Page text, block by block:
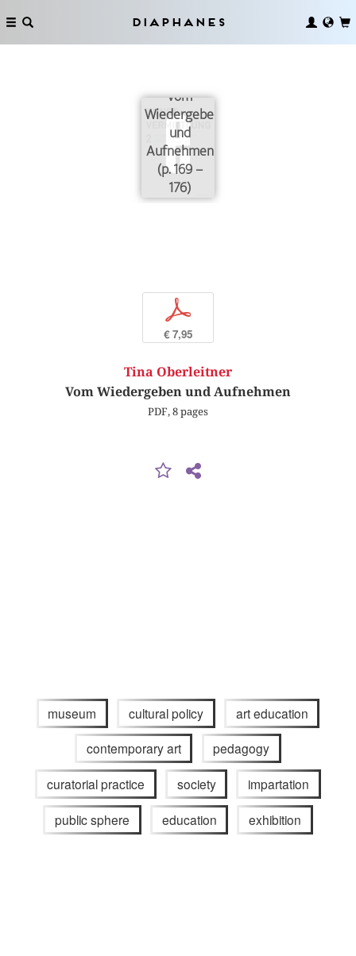
Diaphanes
Vom
Wiedergeben
und
Aufnehmen
(p. 169 –
176)
p
€ 7,95
Tina Oberleitner
Vom Wiedergeben und Aufnehmen
PDF, 8 pages
museum cultural policy art education
contemporary art pedagogy
curatorial practice society impartation
public sphere education exhibition